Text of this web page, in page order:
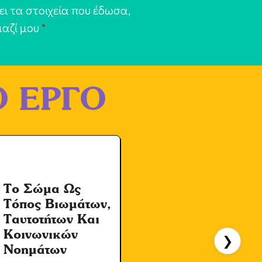
τα στοιχεία που έδωσα,
μου *
ΕΡΓΟ
Το Σώμα Ως
Τόπος Βιωμάτων,
Ταυτοτήτων Και
Κοινωνικών
Νοημάτων
❯